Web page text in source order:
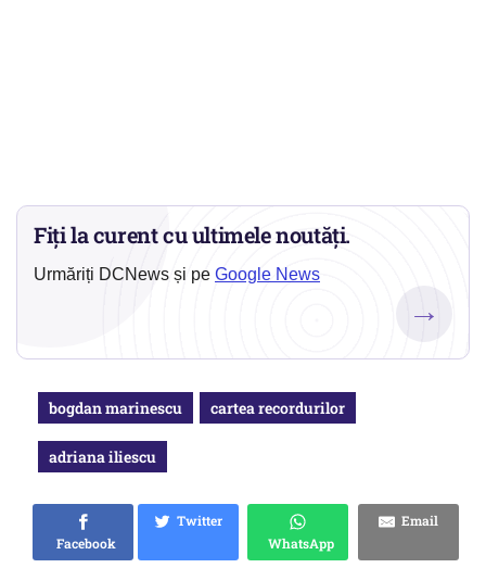
Fiți la curent cu ultimele noutăți.
Urmăriți DCNews și pe Google News
→
bogdan marinescu cartea recordurilor
adriana iliescu
Facebook
Twitter
WhatsApp
Email